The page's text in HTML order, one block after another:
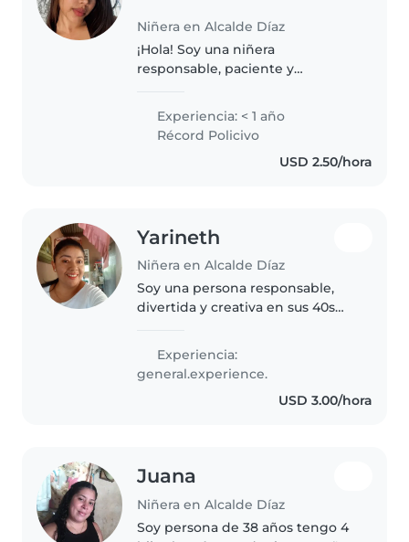
Niñera en Alcalde Díaz
¡Hola! Soy una niñera
responsable, paciente y
dibujar, leer cuentos,
manualidades y juegos. Me
siento cómoda con mascotas,..
Experiencia: < 1 año
Récord Policivo
USD 2.50/hora
Yarineth
Niñera en Alcalde Díaz
Soy una persona responsable,
divertida y creativa en sus 40s
niños de todas las edades. Me
encanta dibujar, leer cuentos,
hacer manualidades. Estoy..
Experiencia:
general.experience.
USD 3.00/hora
Juana
Niñera en Alcalde Díaz
Soy persona de 38 años tengo 4